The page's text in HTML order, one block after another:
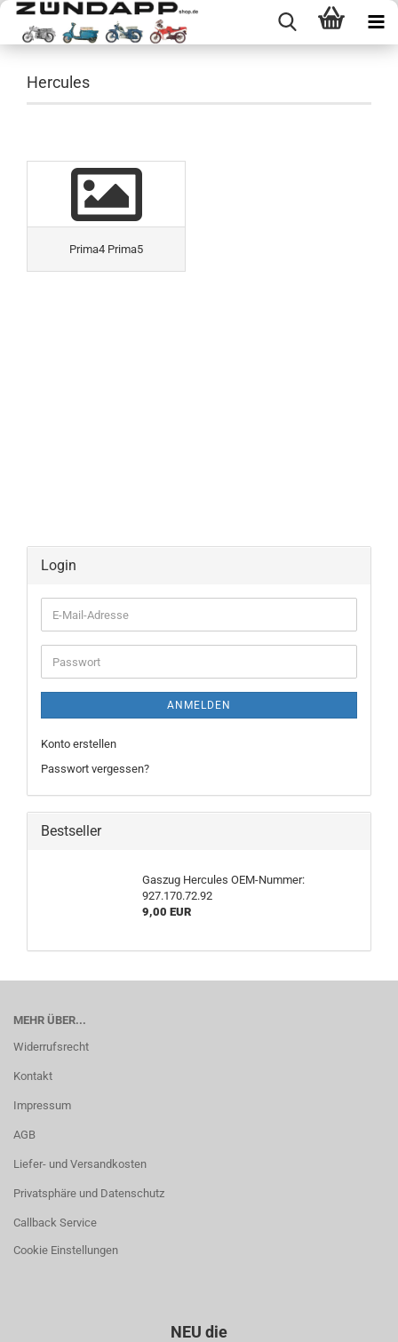
Hercules
Prima4 Prima5
Login
E-
Mail-
Adresse
Passwort
ANMELDEN
Konto erstellen
Passwort vergessen?
Bestseller
Gaszug Hercules OEM-Nummer:
927.170.72.92
9,00 EUR
MEHR ÜBER...
Widerrufsrecht
Kontakt
Impressum
AGB
Liefer- und Versandkosten
Privatsphäre und Datenschutz
Callback Service
Cookie Einstellungen
NEU die